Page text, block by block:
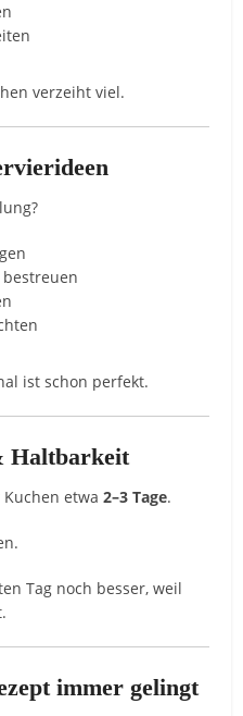
verzeiht viel.
ist schon perfekt.
Haltbarkeit
Kuchen etwa2–3 Tage.
Tag noch besser, weil
immer gelingt